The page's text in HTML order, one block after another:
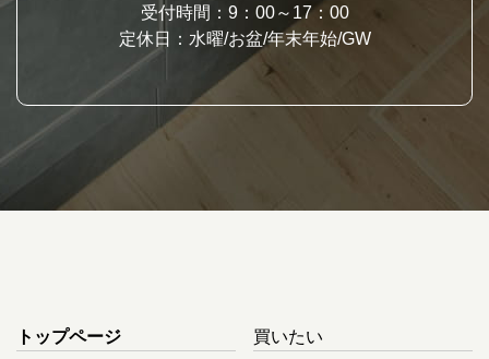
受付時間：9：00～17：00
定休日：水曜/お盆/年末年始/GW
トップページ 買いたい